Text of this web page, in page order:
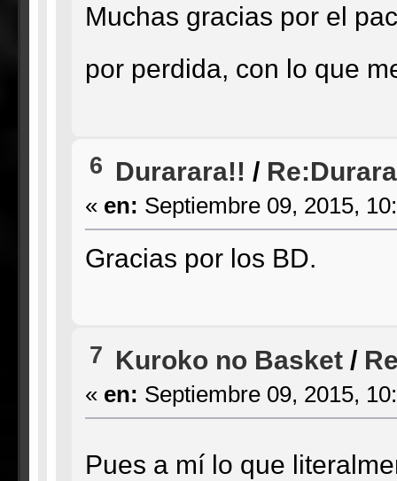
Muchas gracias por el
por perdida, con lo que
6 Durarara!! /
« en: Septiembre 09, 2015,
Gracias por los BD.
7 Kuroko no Basket/
« en: Septiembre 09, 2015,
Pues a mí lo que